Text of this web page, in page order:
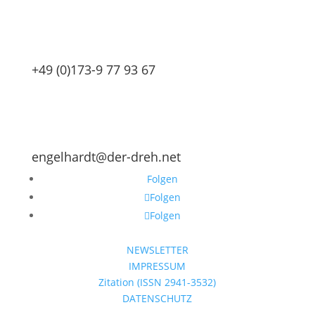
+49 (0)173-9 77 93 67
engelhardt@der-dreh.net
Folgen
Folgen
Folgen
NEWSLETTER
IMPRESSUM
Zitation (ISSN 2941-3532)
DATENSCHUTZ